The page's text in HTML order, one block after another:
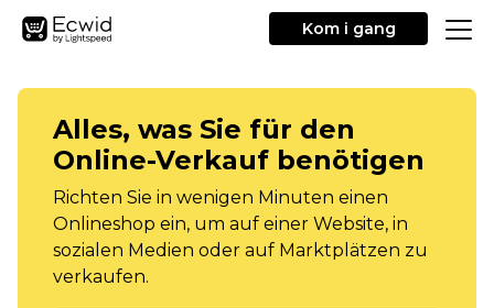
Kom i gang
Alles, was Sie für den
Online-Verkauf benötigen
Richten Sie in wenigen Minuten einen
Onlineshop ein, um auf einer Website, in
sozialen Medien oder auf Marktplätzen zu
verkaufen.